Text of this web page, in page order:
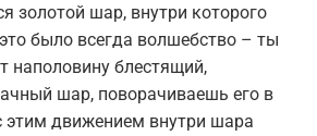
золотой шар, внутри которого
было всегда волшебство – ты
наполовину блестящий,
шар, поворачиваешь его в
этим движением внутри шара